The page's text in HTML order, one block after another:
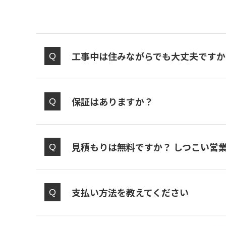
工事中は住みながらでも大丈夫ですか
保証はありますか？
見積もりは無料ですか？ しつこい営
支払い方法を教えてください